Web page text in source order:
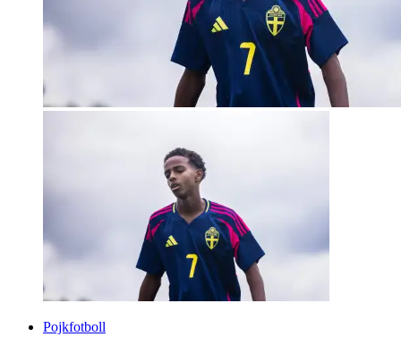
Pojkfotboll